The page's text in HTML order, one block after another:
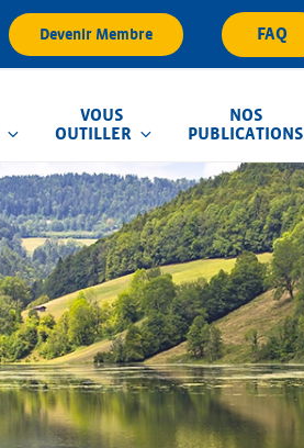
Devenir Membre FAQ
VOUS
OUTILLER
NOS
PUBLICATIONS